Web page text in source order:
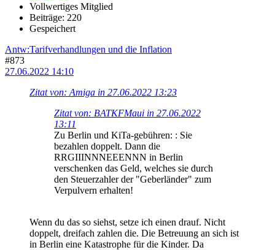
Vollwertiges Mitglied
Beiträge: 220
Gespeichert
Antw:Tarifverhandlungen und die Inflation
#873
27.06.2022 14:10
Zitat von: Amiga in 27.06.2022 13:23
Zitat von: BATKFMaui in 27.06.2022
13:11
Zu Berlin und KiTa-gebühren: : Sie
bezahlen doppelt. Dann die
RRGIIINNNEEENNN in Berlin
verschenken das Geld, welches sie durch
den Steuerzahler der "Geberländer" zum
Verpulvern erhalten!
Wenn du das so siehst, setze ich einen drauf. Nicht
doppelt, dreifach zahlen die. Die Betreuung an sich ist
in Berlin eine Katastrophe für die Kinder. Da